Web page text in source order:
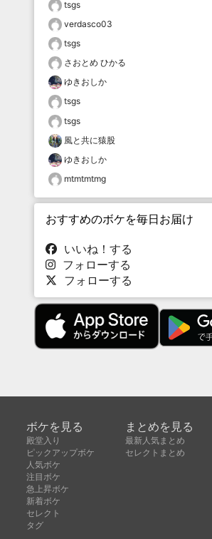
tsgs
verdasco03
tsgs
さおとめ ひかる
ゆきおしか
tsgs
tsgs
風と共に猿股
ゆきおしか
mtmtmtmg
おすすめのボケを毎日お届け
いいね！する
フォローする
フォローする
ボケを見る
殿堂入り
ピックアップボケ
人気ボケ
注目ボケ
急上昇ボケ
新着ボケ
セレクト
タグ
まとめを見る
最新人気まとめ
セレクトまとめ